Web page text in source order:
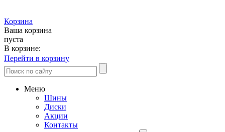
Корзина
Ваша корзина
пуста
В корзине:
Перейти в корзину
Меню
Шины
Диски
Акции
Контакты